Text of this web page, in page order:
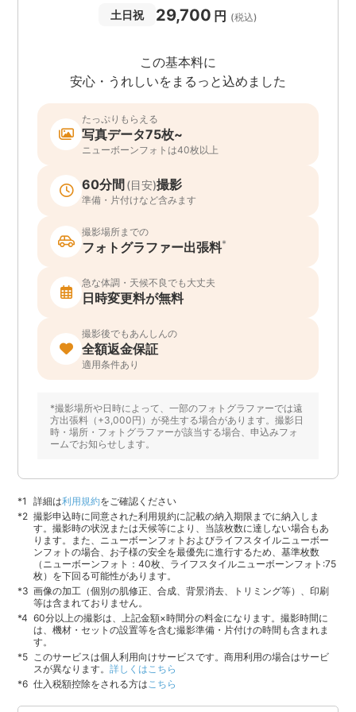
土日祝 29,700 円 (税込)
この基本料に
安心・うれしいをまるっと込めました
たっぷりもらえる
写真データ75枚~
ニューボーンフォトは40枚以上
60分間 (目安)撮影
準備・片付けなど含みます
撮影場所までの
フォトグラファー出張料*
急な体調・天候不良でも大丈夫
日時変更料が無料
撮影後でもあんしんの
全額返金保証
適用条件あり
*撮影場所や日時によって、一部のフォトグラファーでは遠
方出張料（+3,000円）が発生する場合があります。撮影日
時・場所・フォトグラファーが該当する場合、申込みフォ
ームでお知らせします。
詳細は利用規約をご確認ください
撮影申込時に同意された利用規約に記載の納入期限までに納入しま
す。撮影時の状況または天候等により、当該枚数に達しない場合もあ
ります。また、ニューボーンフォトおよびライフスタイルニューボー
ンフォトの場合、お子様の安全を最優先に進行するため、基準枚数
（ニューボーンフォト：40枚、ライフスタイルニューボーンフォト:75
枚）を下回る可能性があります。
画像の加工（個別の肌修正、合成、背景消去、トリミング等）、印刷
等は含まれておりません。
60分以上の撮影は、上記金額×時間分の料金になります。撮影時間に
は、機材・セットの設置等を含む撮影準備・片付けの時間も含まれま
す。
このサービスは個人利用向けサービスです。商用利用の場合はサービ
スが異なります。詳しくはこちら
仕入税額控除をされる方は こちら